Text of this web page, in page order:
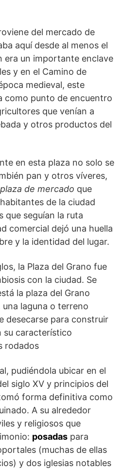
del mercado de
aquí desde al menos el
era un importante enclave
y en el Camino de
medieval, este
como punto de encuentro
que venían a
y otros productos del
en esta plaza no solo se
pan y otros víveres,
plaza de mercado que
de la ciudad
que seguían la ruta
comercial dejó una huella
y la identidad del lugar.
la Plaza del Grano fue
con la ciudad. Se
la plaza del Grano
laguna o terreno
desecarse para construir
su característico
rodados
pudiéndola ubicar en el
siglo XV y principios del
forma definitiva como
A su alrededor
y religiosos que
posadas para
(muchas de ellas
y dos iglesias notables